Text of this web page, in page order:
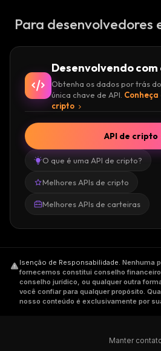
Para desenvolvedores
Desenvolvendo
Obtenha os dados por trás
única chave de API. Conheça
cripto
O que é uma API de cripto?
Melhores APIs de cripto
Melhores APIs de carteiras
API de cripto
Isenção de Responsabilidade. Nenhuma
fornecemos constitui conselho
conselho jurídico, ou qualquer outra
você confiar para qualquer propósito.
nosso conteúdo é exclusivamente por
Manter